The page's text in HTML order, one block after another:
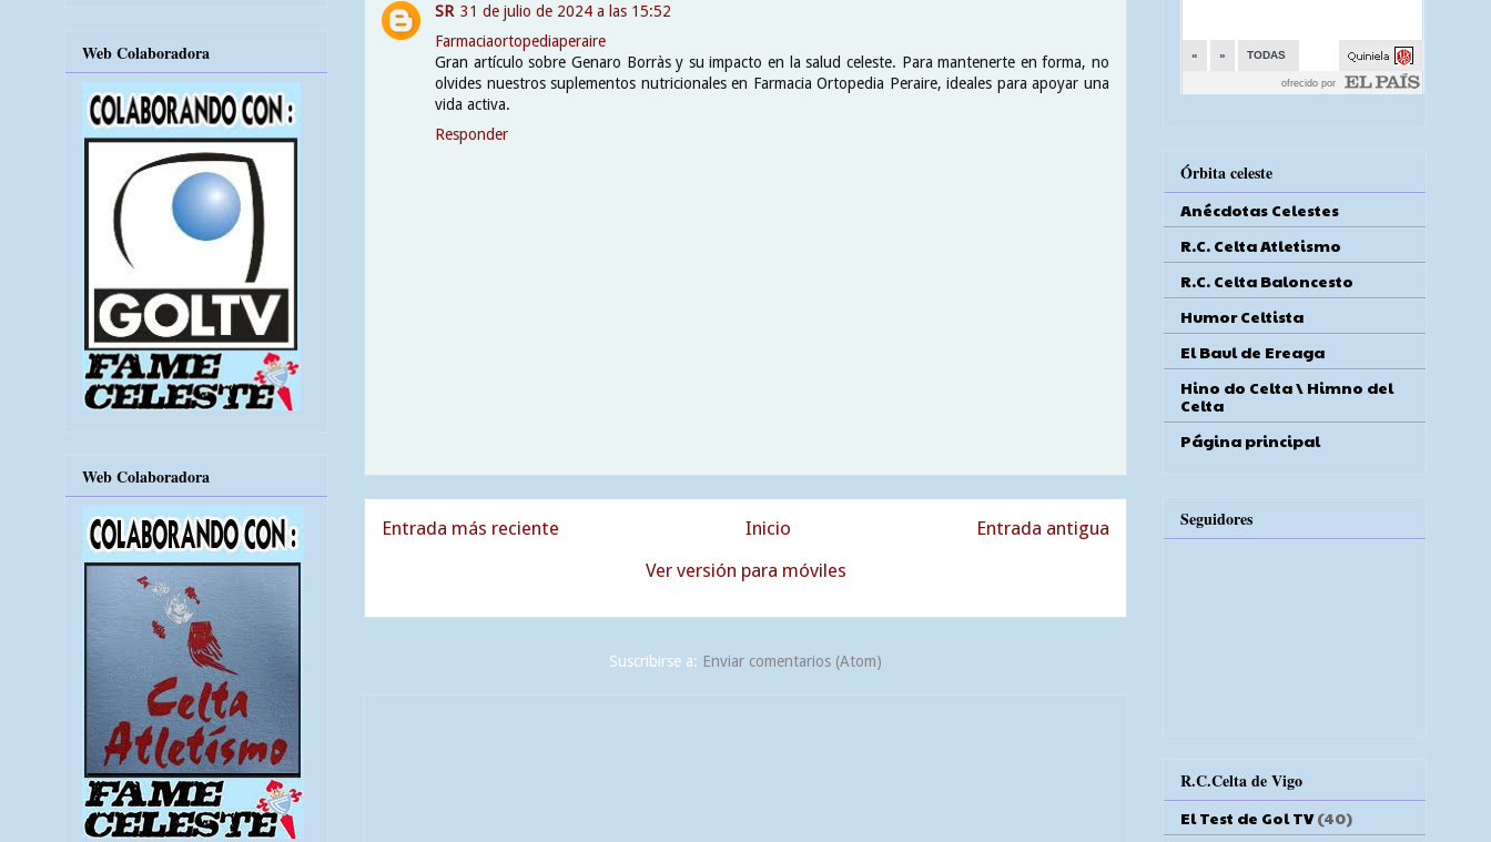
SR 31 de julio de 2024 a las 15:52
Farmaciaortopediaperaire
Gran artículo sobre Genaro Borràs y su impacto en la salud celeste. Para mantenerte en forma, no
olvides nuestros suplementos nutricionales en Farmacia Ortopedia Peraire, ideales para apoyar una
vida activa.
Responder
Entrada más reciente Entrada antigua
Inicio
Ver versión para móviles
Suscribirse a: Enviar comentarios (Atom)
Web Colaboradora
Web Colaboradora
Órbita celeste
Anécdotas Celestes
R.C. Celta Atletismo
R.C. Celta Baloncesto
Humor Celtista
El Baul de Ereaga
Hino do Celta \ Himno del
Celta
Página principal
Seguidores
R.C.Celta de Vigo
El Test de Gol TV (40)